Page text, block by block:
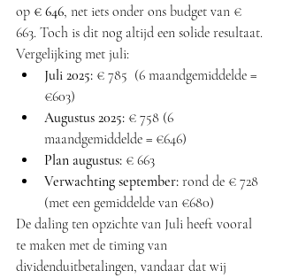
op € 646, net iets onder ons budget van €
663. Toch is dit nog altijd een solide resultaat.
Vergelijking met juli:
Juli 2025: € 785  (6 maandgemiddelde =
€603)
Augustus 2025: € 758 (6
maandgemiddelde = €646)
Plan augustus: € 663
Verwachting september: rond de € 728
(met een gemiddelde van €680)
De daling ten opzichte van Juli heeft vooral
te maken met de timing van
dividenduitbetalingen, vandaar dat wij